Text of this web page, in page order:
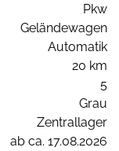
Pkw
Geländewagen
Automatik
20 km
5
Grau
Zentrallager
ab ca. 17.08.2026